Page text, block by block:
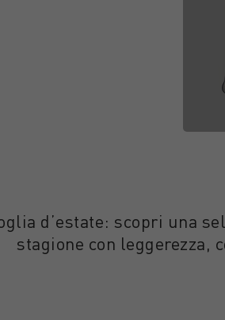
d’estate: scopri una
stagione con leggerezza,